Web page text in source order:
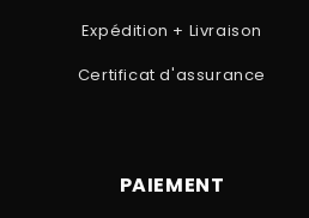
Expédition + Livraison
Certificat d'assurance
PAIEMENT